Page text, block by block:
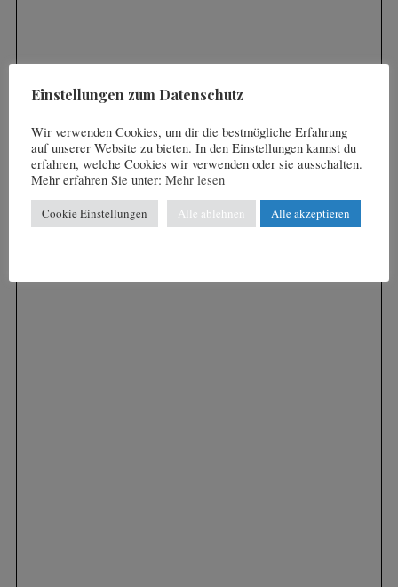
r
Einstellungen zum Datenschutz
Wir verwenden Cookies, um dir die bestmögliche Erfahrung
auf unserer Website zu bieten. In den Einstellungen kannst du
erfahren, welche Cookies wir verwenden oder sie ausschalten.
Mehr erfahren Sie unter: Mehr lesen
Cookie Einstellungen Alle ablehnen Alle akzeptieren